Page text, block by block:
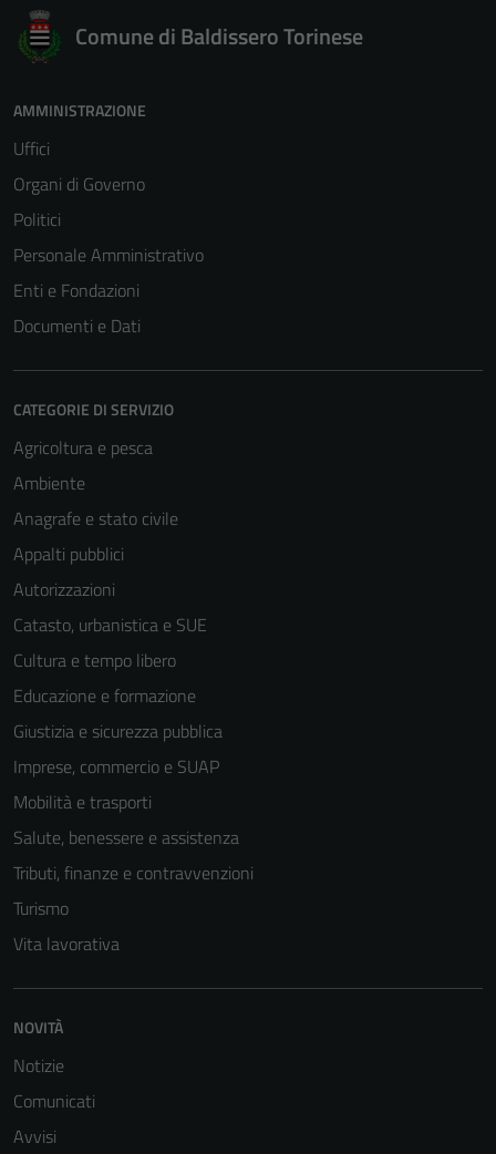
Comune di Baldissero Torinese
AMMINISTRAZIONE
Uffici
Organi di Governo
Politici
Personale Amministrativo
Enti e Fondazioni
Documenti e Dati
CATEGORIE DI SERVIZIO
Agricoltura e pesca
Ambiente
Anagrafe e stato civile
Appalti pubblici
Autorizzazioni
Catasto, urbanistica e SUE
Cultura e tempo libero
Educazione e formazione
Giustizia e sicurezza pubblica
Imprese, commercio e SUAP
Mobilità e trasporti
Salute, benessere e assistenza
Tributi, finanze e contravvenzioni
Turismo
Vita lavorativa
NOVITÀ
Notizie
Comunicati
Avvisi